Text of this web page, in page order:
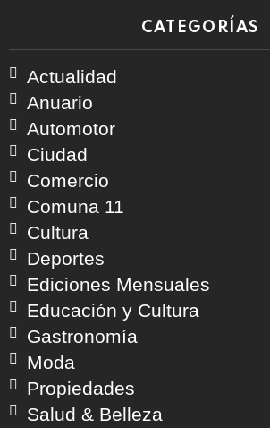
CATEGORÍAS
Actualidad
Anuario
Automotor
Ciudad
Comercio
Comuna 11
Cultura
Deportes
Ediciones Mensuales
Educación y Cultura
Gastronomía
Moda
Propiedades
Salud & Belleza